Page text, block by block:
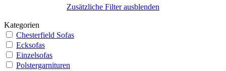
Zusätzliche Filter ausblenden
Kategorien
Chesterfield Sofas
Ecksofas
Einzelsofas
Polstergarnituren